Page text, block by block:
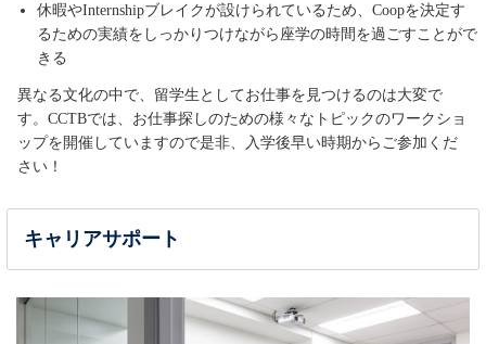
休暇やInternshipブレイクが設けられているため、Coopを決定す
るための実績をしっかりつけながら座学の時間を過ごすことがで
きる
異なる文化の中で、留学生としてお仕事を見つけるのは大変で
す。CCTBでは、お仕事探しのための様々なトピックのワークショ
ップを開催していますので是非、入学後早い時期からご参加くだ
さい！
キャリアサポート